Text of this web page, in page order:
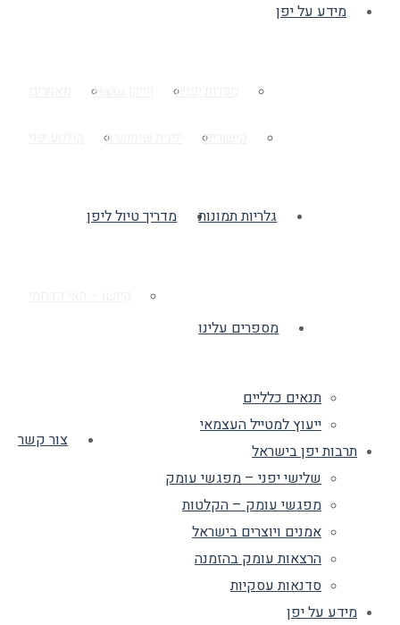
מידע על יפן
ספרות יפנית
יפנית שימושית קישורים
מדריך טיול ליפן גלריות תמונות
מספרים עלינו
צור קשר
תנאים כלליים
ייעוץ למטייל העצמאי
תרבות יפן בישראל
שלישי יפני – מפגשי עומק
מפגשי עומק – הקלטות
אמנים ויוצרים בישראל
הרצאות עומק בהזמנה
סדנאות עסקיות
מידע על יפן